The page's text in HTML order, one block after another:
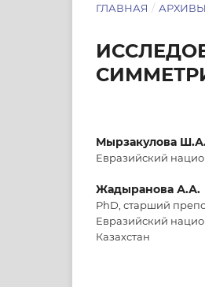
ГЛАВНАЯ / АРХИВЫ
Мырзакулова
Евразийский
Жадыранова А.А.
PhD, старший
Евразийский
Казахстан